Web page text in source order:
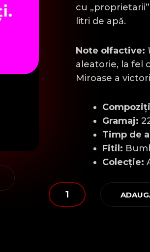
cu
litri de apă.
Note olfactive:
aleatorie, la fel
Miroase a
Gramaj:
Timp de
Fitil:
Colecție:
Cantitate
Locul